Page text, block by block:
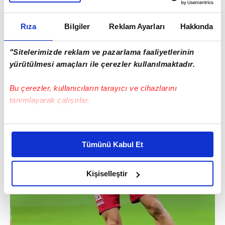
Rıza Bilgiler Reklam Ayarları Hakkında
"Sitelerimizde reklam ve pazarlama faaliyetlerinin
yürütülmesi amaçları ile çerezler kullanılmaktadır.
Bu çerezler, kullanıcıların tarayıcı ve cihazlarını
tanımlayarak çalışırlar.
Bu çerezlere izin vermeniz halinde sizlere özel
daha iyi reklam deneyimi yaşatabiliriz. Bunu yaparken
amacımızın size daha iyi bir reklam deneyimi sunmak
olduğunu ve sizlere en iyi içerikleri sunabilmek adına
elimizden gelen çabayı gösterdiğimizi ve bu noktada,
reklamların maliyetlerimizi karşılamak noktasında tek gelir
kalemimiz olduğunu sizlere hatırlatmak isteriz.
Tümünü Kabul Et
Kişiselleştir